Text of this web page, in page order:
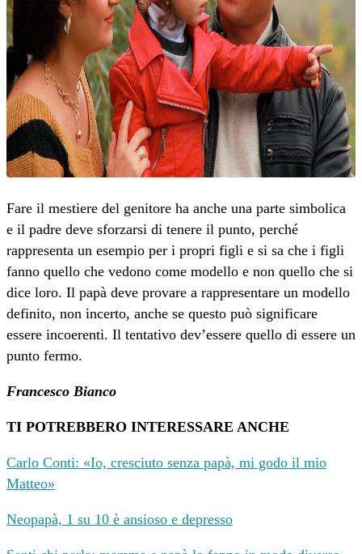
Fare il mestiere del genitore ha anche una parte simbolica
e il padre deve sforzarsi di tenere il punto, perché
rappresenta un esempio per i propri figli e si sa che i figli
fanno quello che vedono come modello e non quello che si
dice loro. Il papà deve provare a rappresentare un modello
definito, non incerto, anche se questo può significare
essere incoerenti. Il tentativo dev’essere quello di essere un
punto fermo.
Francesco Bianco
TI POTREBBERO INTERESSARE ANCHE
Carlo Conti: «Io, cresciuto senza papà, mi godo il mio
Matteo»
Neopapà, 1 su 10 è ansioso e depresso